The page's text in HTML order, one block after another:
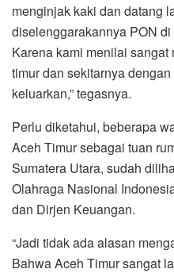
menginjak kaki dan datang
diselenggarakannya PON
Karena kami menilai
timur dan sekitarnya
keluarkan,” tegasnya.
Perlu diketahui, beberapa
Aceh Timur sebagai tuan
Sumatera Utara, sudah
Olahraga Nasional
dan Dirjen Keuangan.
“Jadi tidak ada alasan
Bahwa Aceh Timur sangat